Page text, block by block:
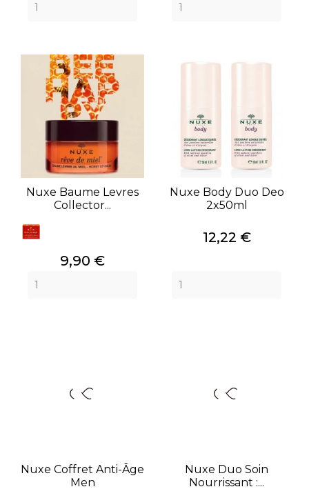
Nuxe Baume Levres
Collector...
Prix
9,90 €
Nuxe Body Duo Deo
2x50ml
Prix
12,22 €
Nuxe Coffret Anti-Âge
Men
Nuxe Duo Soin
Nourrissant :...